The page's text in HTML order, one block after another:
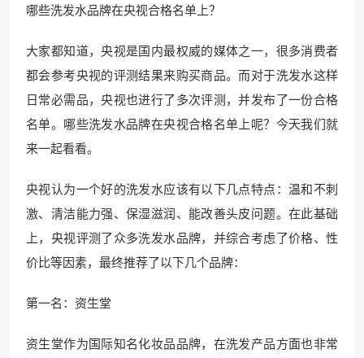
哪些洗发水品牌在央视合格名单上？
大家都知道，央视是国内最权威的媒体之一，很多消费者
都会参考央视的评测结果来购买商品。而对于洗发水这样
日常必需品，央视也进行了多次评测，并发布了一份合格
名单。哪些洗发水品牌在央视合格名单上呢？今天我们就
来一起看看。
央视认为一个好的洗发水应该有以下几点特点：温和不刺
激、清洁能力强、保湿滋润、能改善头皮问题。在此基础
上，央视评测了众多洗发水品牌，并综合考虑了价格、性
价比等因素，最终推荐了以下几个品牌：
第一名：资生堂
资生堂作为国际知名化妆品品牌，在洗发产品方面也非常